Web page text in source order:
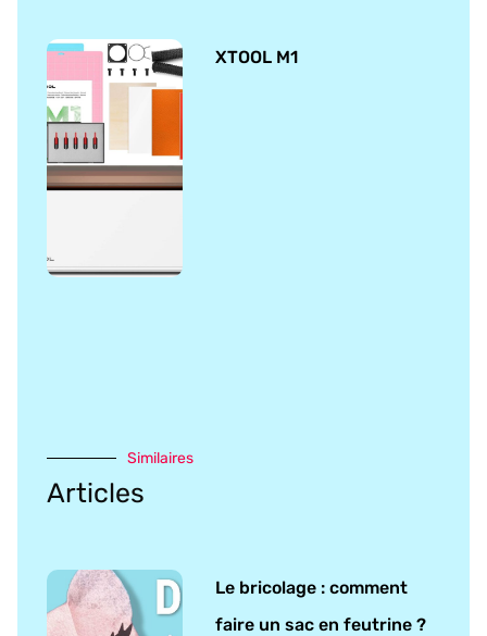
XTOOL M1
Similaires
Articles
Le bricolage : comment
faire un sac en feutrine ?